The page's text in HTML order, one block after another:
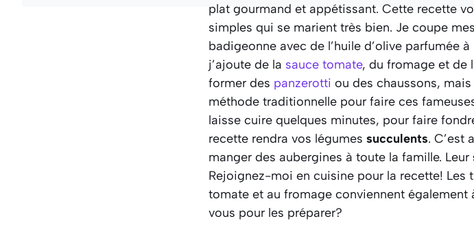
plat gourmand et appétissant. Cette recette
simples qui se marient très bien. Je coupe
badigeonne avec de l’huile d’olive parfumée
j’ajoute de la sauce tomate, du fromage et de
former des panzerotti ou des chaussons,
méthode traditionnelle pour faire ces
laisse cuire quelques minutes, pour faire
recette rendra vos légumes succulents. C’est
manger des aubergines à toute la famille. Leur
Rejoignez-moi en cuisine pour la recette! Les
tomate et au fromage conviennent également
vous pour les préparer?